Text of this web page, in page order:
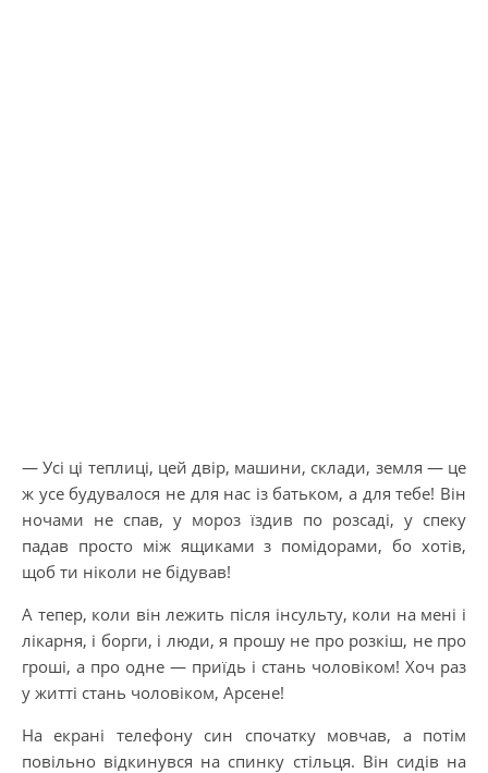
— Усі ці теплиці, цей двір, машини, склади, земля — це
ж усе будувалося не для нас із батьком, а для тебе! Він
ночами не спав, у мороз їздив по розсаді, у спеку
падав просто між ящиками з помідорами, бо хотів,
щоб ти ніколи не бідував!
А тепер, коли він лежить після інсульту, коли на мені і
лікарня, і борги, і люди, я прошу не про розкіш, не про
гроші, а про одне — приїдь і стань чоловіком! Хоч раз
у житті стань чоловіком, Арсене!
На екрані телефону син спочатку мовчав, а потім
повільно відкинувся на спинку стільця. Він сидів на